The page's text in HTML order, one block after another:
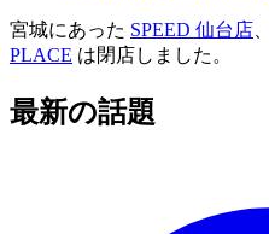
宮城にあった SPEED 仙台店、
PLACE は閉店しました。
最新の話題